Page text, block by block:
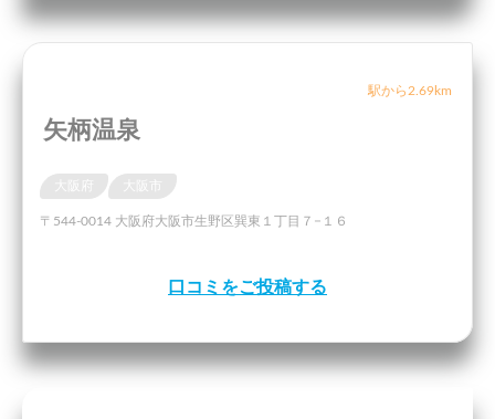
駅から2.69km
矢柄温泉
〒544-0014 大阪府大阪市生野区巽東１丁目７−１６
口コミをご投稿する